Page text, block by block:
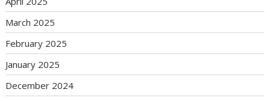
March 2025
February 2025
January 2025
December 2024